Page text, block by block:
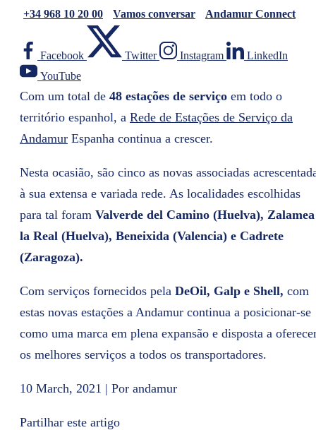
+34 968 10 20 00 Vamos conversar Andamur Connect
Facebook Twitter Instagram
LinkedIn
YouTube
Com um total de 48 estações de serviço em todo o
território espanhol, a Rede de Estações de Serviço da
Andamur Espanha continua a crescer.
Nesta ocasião, são cinco as novas associadas
à sua extensa e variada rede. As localidades escolhidas
para tal foram Valverde del Camino (Huelva), Zalamea
la Real (Huelva), Beneixida (Valencia) e Cadrete
(Zaragoza).
Com serviços fornecidos pela DeOil, Galp e Shell, com
estas novas estações a Andamur continua a posicionar-se
como uma marca em plena expansão e disposta a
os melhores serviços a todos os transportadores.
10 March, 2021 | Por andamur
Partilhar este artigo